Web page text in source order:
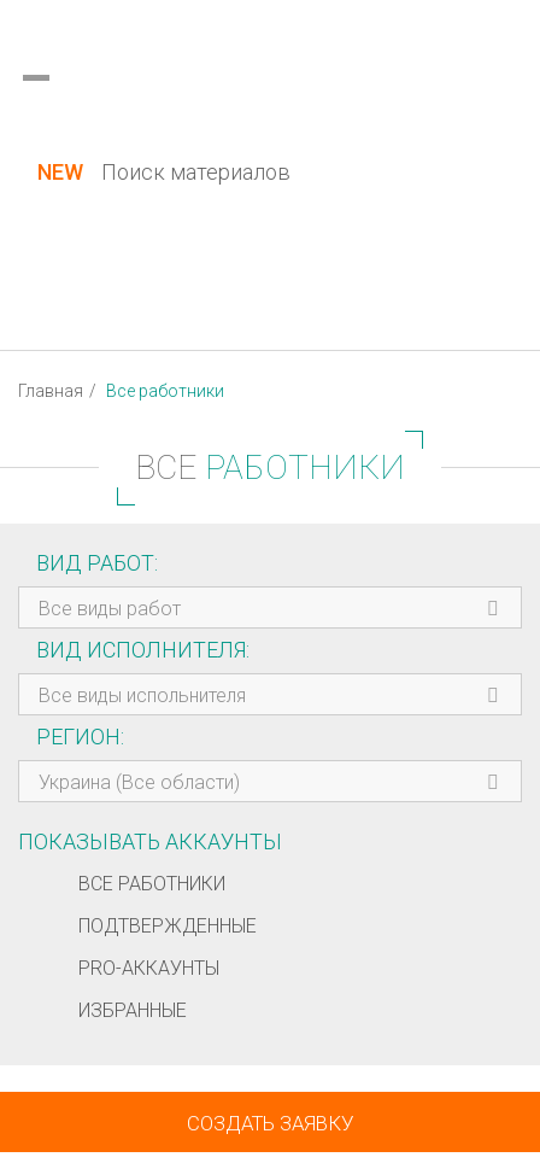
NEW Поиск материалов
Главная Все работники
ВСЕ РАБОТНИКИ
ВИД РАБОТ
Все виды работ
ВИД ИСПОЛНИТЕЛЯ
Все виды испольнителя
РЕГИОН
Украина (Все области)
ПОКАЗЫВАТЬ АККАУНТЫ
ВСЕ РАБОТНИКИ
ПОДТВЕРЖДЕННЫЕ
PRO-АККАУНТЫ
ИЗБРАННЫЕ
СОЗДАТЬ ЗАЯВКУ